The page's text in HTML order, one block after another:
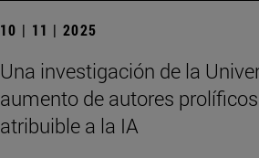
10 | 11 | 2025
Una investigación de la
aumento de autores
atribuible a la IA